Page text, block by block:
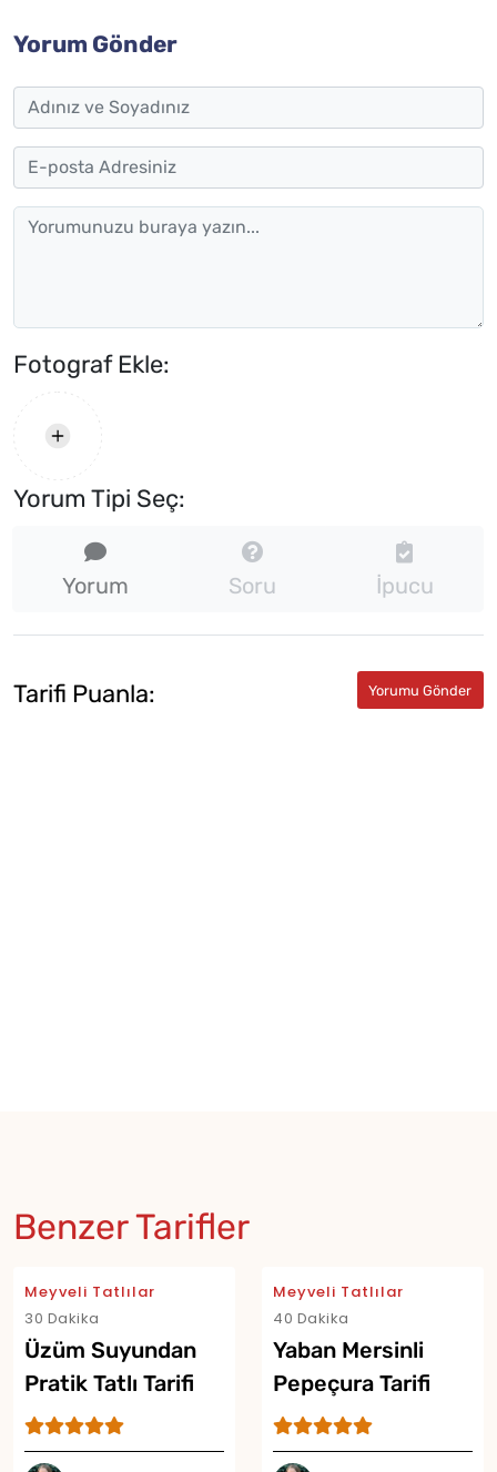
Yorum Gönder
Fotograf Ekle:
Yorum Tipi Seç:
Yorum Soru İpucu
Tarifi Puanla:
Benzer Tarifler
Meyveli Tatlılar
30 Dakika
Üzüm Suyundan
Pratik Tatlı Tarifi
Meyveli Tatlılar
40 Dakika
Yaban Mersinli
Pepeçura Tarifi